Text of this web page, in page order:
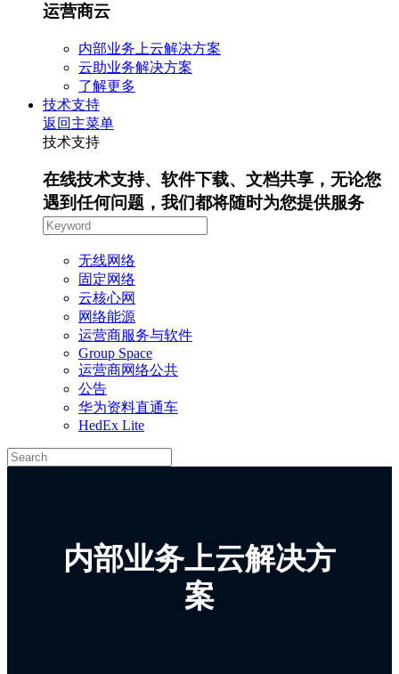
运营商云
内部业务上云解决方案
云助业务解决方案
了解更多
技术支持
返回主菜单
技术支持
在线技术支持、软件下载、文档共享，无论您
遇到任何问题，我们都将随时为您提供服务
无线网络
固定网络
云核心网
网络能源
运营商服务与软件
Group Space
运营商网络公共
公告
华为资料直通车
HedEx Lite
内部业务上云解决方
案